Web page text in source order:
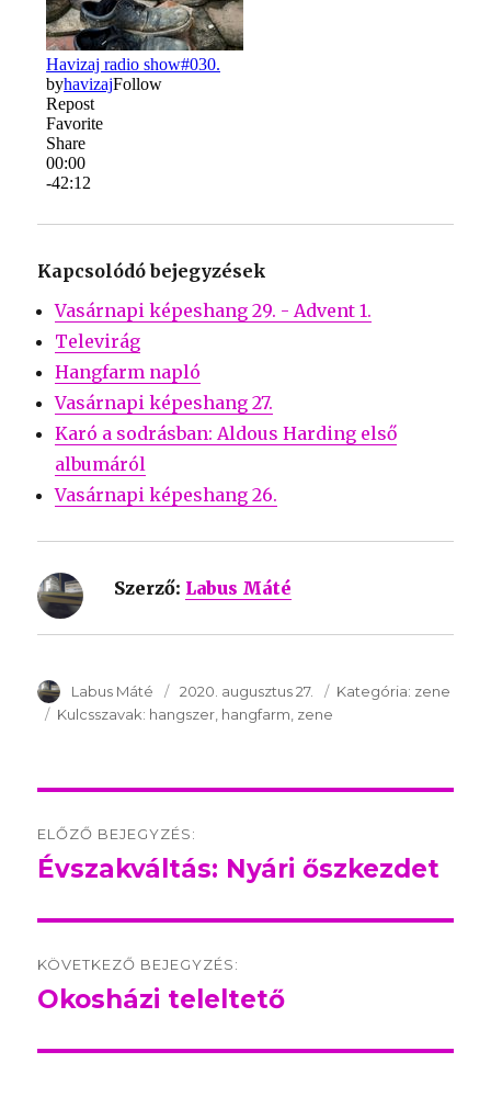
Kapcsolódó bejegyzések
Vasárnapi képeshang 29. - Advent 1.
Televirág
Hangfarm napló
Vasárnapi képeshang 27.
Karó a sodrásban: Aldous Harding első
albumáról
Vasárnapi képeshang 26.
Szerző: Labus Máté
SzerzÅ
Labus Máté Közzétéve:
2020. augusztus 27. Kategória: Kategória:
zene
Kulcsszavak: Kulcsszavak:
hangszer hangfarm zene
navigation
ELŐZŐ BEJEGYZÉS:
Előző
Évszakváltás: Nyári őszkezdet
KÖVETKEZŐ BEJEGYZÉS:
Következő
Okosházi teleltető